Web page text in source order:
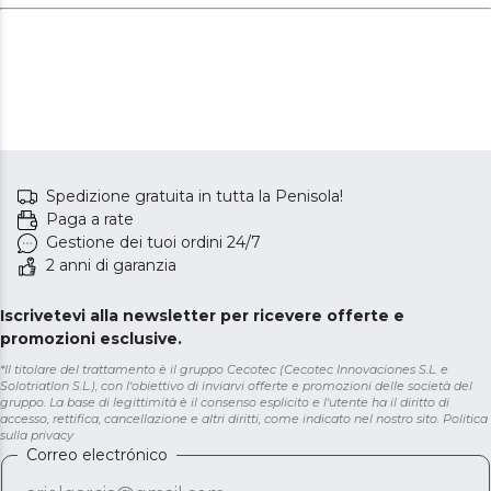
Spedizione gratuita in tutta la Penisola!
Paga a rate
Gestione dei tuoi ordini 24/7
2 anni di garanzia
Iscrivetevi alla newsletter per ricevere offerte e
promozioni esclusive.
*Il titolare del trattamento è il gruppo Cecotec (Cecotec Innovaciones S.L. e
Solotriatlon S.L.), con l'obiettivo di inviarvi offerte e promozioni delle società del
gruppo. La base di legittimità è il consenso esplicito e l'utente ha il diritto di
accesso, rettifica, cancellazione e altri diritti, come indicato nel nostro sito. Politica
sulla privacy
Correo electrónico